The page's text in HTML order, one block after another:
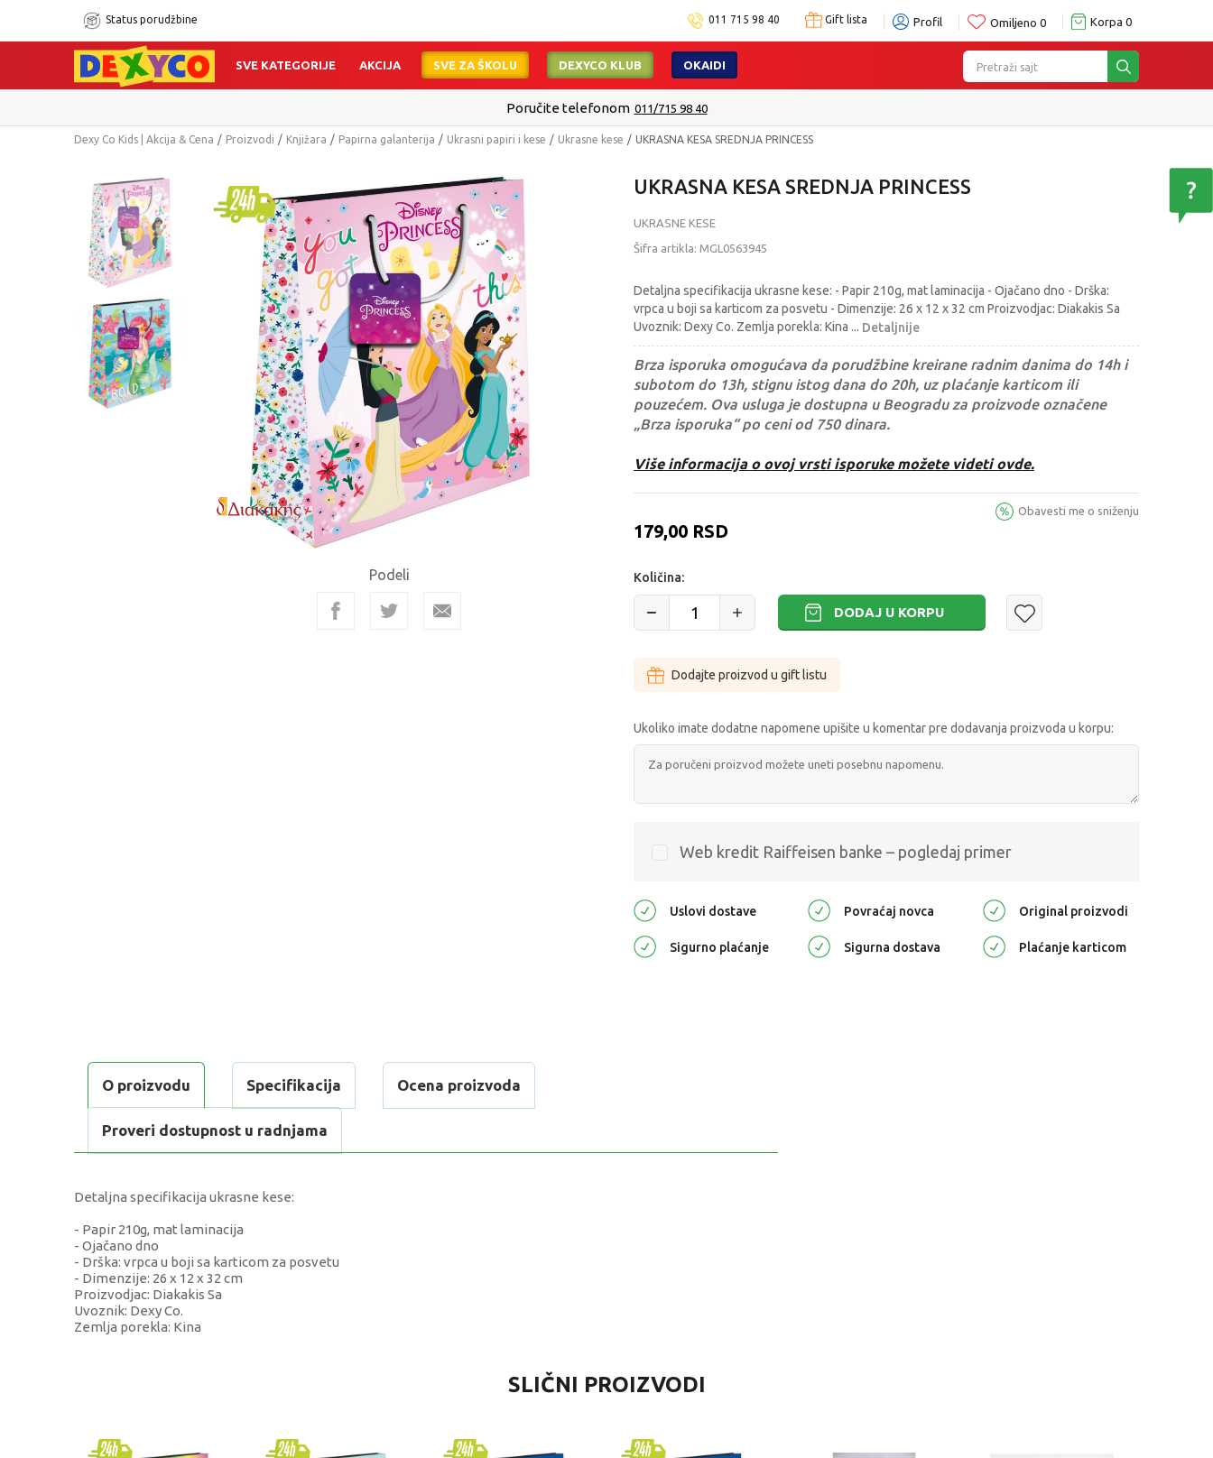
Status porudžbine 011 715 98 40 Gift lista Profil Omiljeno 0 Korpa 0
Pretraži sajt
SVE KATEGORIJE AKCIJA SVE ZA ŠKOLU DEXYCO KLUB OKAIDI
Poručite telefonom 011/715 98 40
Dexy Co Kids | Akcija & Cena Proizvodi Knjižara Papirna galanterija Ukrasni papiri i kese Ukrasne kese UKRASNA KESA SREDNJA PRINCESS
Podeli
UKRASNA KESA SREDNJA PRINCESS
UKRASNE KESE
Šifra artikla: MGL0563945
Detaljna specifikacija ukrasne kese: - Papir 210g, mat laminacija - Ojačano dno - Drška:
vrpca u boji sa karticom za posvetu - Dimenzije: 26 x 12 x 32 cm Proizvodjac: Diakakis Sa
Uvoznik: Dexy Co. Zemlja porekla: Kina ... Detaljnije
Brza isporuka omogućava da porudžbine kreirane radnim danima do 14h i
subotom do 13h, stignu istog dana do 20h, uz plaćanje karticom ili
pouzećem. Ova usluga je dostupna u Beogradu za proizvode označene
„Brza isporuka“ po ceni od 750 dinara.
Više informacija o ovoj vrsti isporuke možete videti ovde.
179,00 RSD
Obavesti me o sniženju
Količina:
DODAJ U KORPU
Dodajte proizvod u gift listu
Ukoliko imate dodatne napomene upišite u komentar pre dodavanja proizvoda u korpu:
Web kredit Raiffeisen banke – pogledaj primer
Uslovi dostave Povraćaj novca Original proizvodi
Sigurno plaćanje Sigurna dostava Plaćanje karticom
O proizvodu Specifikacija Ocena proizvoda
Proveri dostupnost u radnjama
Detaljna specifikacija ukrasne kese:
- Papir 210g, mat laminacija
- Ojačano dno
- Drška: vrpca u boji sa karticom za posvetu
- Dimenzije: 26 x 12 x 32 cm
Proizvodjac: Diakakis Sa
Uvoznik: Dexy Co.
Zemlja porekla: Kina
Ukrasne kese
Brend Diakakis
SLIČNI PROIZVODI